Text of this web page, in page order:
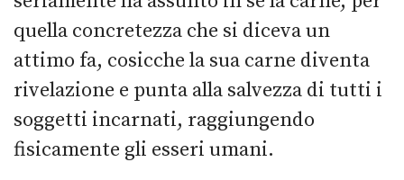
quella concretezza che si diceva un
attimo fa, cosicche la sua carne diventa
rivelazione e punta alla salvezza di tutti i
soggetti incarnati, raggiungendo
fisicamente gli esseri umani.